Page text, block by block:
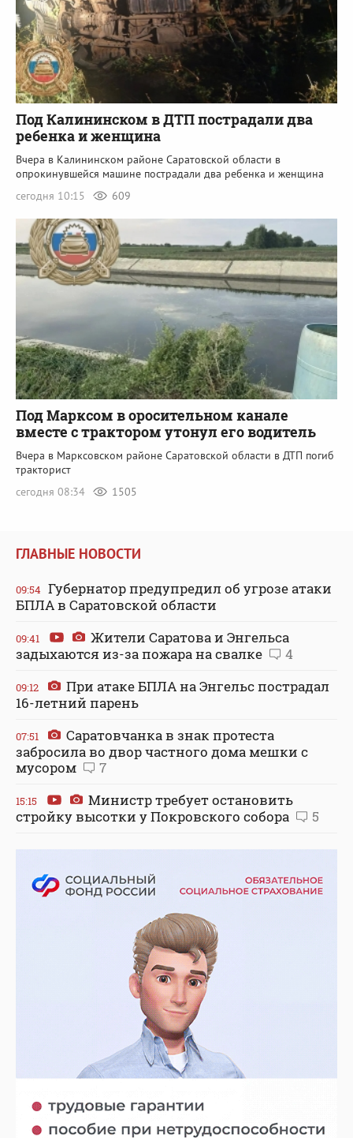
Под Калининском в ДТП пострадали два
ребенка и женщина
Вчера в Калининском районе Саратовской области в
опрокинувшейся машине пострадали два ребенка и женщина
сегодня 10:15
609
Под Марксом в оросительном канале
вместе с трактором утонул его водитель
Вчера в Марксовском районе Саратовской области в ДТП погиб
тракторист
сегодня 08:34
1505
ГЛАВНЫЕ НОВОСТИ
09:54 Губернатор предупредил об угрозе атаки
БПЛА в Саратовской области
09:41
Жители Саратова и Энгельса
задыхаются из-за пожара на свалке
4
09:12
При атаке БПЛА на Энгельс пострадал
16-летний парень
07:51
Саратовчанка в знак протеста
забросила во двор частного дома мешки с
мусором
7
15:15
Министр требует остановить
стройку высотки у Покровского собора
5